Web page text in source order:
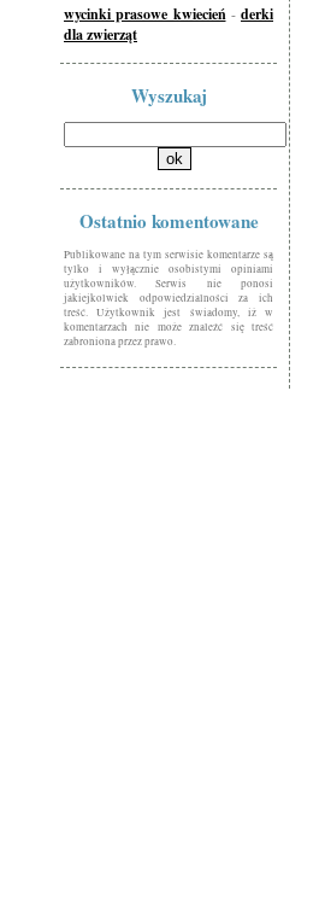
wycinki prasowe kwiecień - derki
dla zwierząt
Wyszukaj
Ostatnio komentowane
Publikowane na tym serwisie komentarze są
tylko i wyłącznie osobistymi opiniami
użytkowników. Serwis nie ponosi
jakiejkolwiek odpowiedzialności za ich
treść. Użytkownik jest świadomy, iż w
komentarzach nie może znaleźć się treść
zabroniona przez prawo.